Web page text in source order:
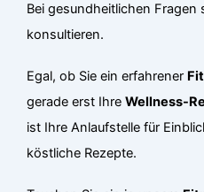
Bei gesundheitlichen Fragen
konsultieren.
Egal, ob Sie ein erfahrener
gerade erst IhreWellness-
ist Ihre Anlaufstelle für
köstliche Rezepte.